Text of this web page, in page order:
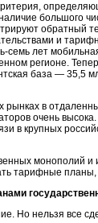
большого
обратный
и
семь лет
регионе.
база — 35,5
рынках в
очень
в крупных
монополий
тарифные
Но нельзя все